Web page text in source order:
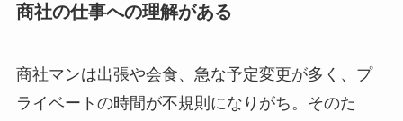
商社の仕事への理解がある
商社マンは出張や会食、急な予定変更が多く、プ
ライベートの時間が不規則になりがち。そのた